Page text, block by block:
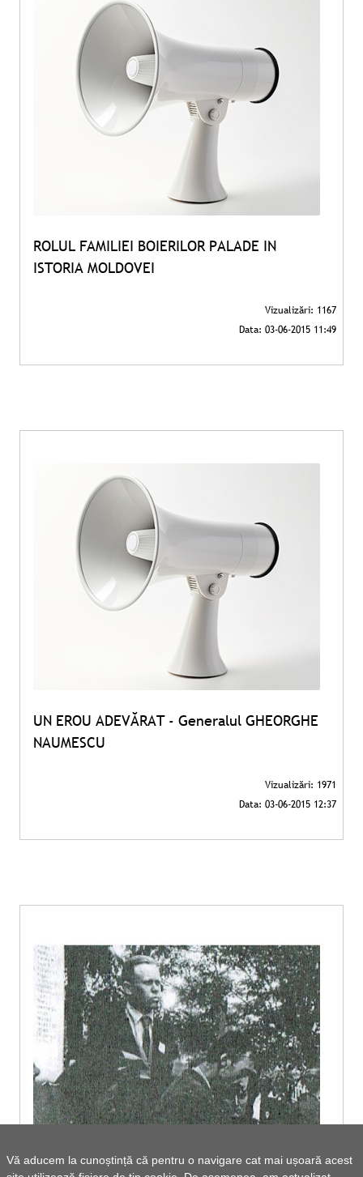
Vă aducem la cunoștință că pentru o navigare cat mai ușoară acest
ROLUL FAMILIEI BOIERILOR PALADE IN
ISTORIA MOLDOVEI
UN EROU ADEVĂRAT - Generalul GHEORGHE
NAUMESCU